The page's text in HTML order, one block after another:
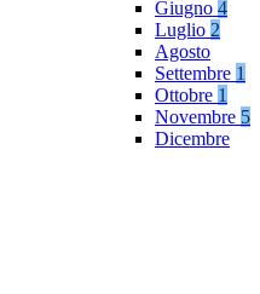
Giugno 4
Luglio 2
Agosto
Settembre 1
Ottobre 1
Novembre 5
Dicembre